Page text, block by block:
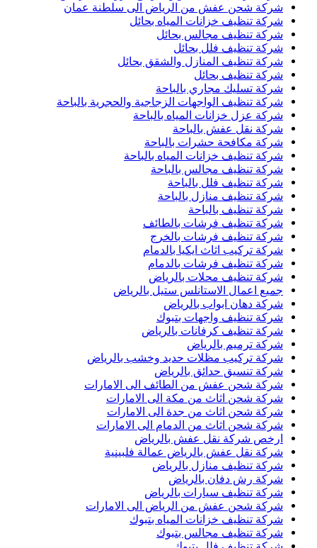
شركة شحن عفش من الرياض الى سلطنة عمان
شركة تنظيف خزانات المياه بحائل
شركة تنظيف مجالس بحائل
شركة تنظيف فلل بحائل
شركة تنظيف المنازل والشقق بحائل
شركة تنظيف بحائل
شركة تسليك مجاري بالباحة
شركة تنظيف الواجهات الزجاجية والحجرية بالباحة
شركة عزل خزانات المياه بالباحة
شركة نقل عفش بالباحة
شركة مكافحة حشرات بالباحة
شركة تنظيف خزانات المياه بالباحة
شركة تنظيف مجالس بالباحة
شركة تنظيف فلل بالباحة
شركة تنظيف منازل بالباحة
شركة تنظيف بالباحة
شركة تنظيف فرشات بالطائف
شركة تنظيف فرشات بالخرج
شركة تركيب اثاث ايكيا بالدمام
شركة تنظيف فرشات بالدمام
شركة تنظيف محلات بالرياض
جميع اعمال الاستانلس ستيل بالرياض
شركة دهان ابواب بالرياض
شركة تنظيف واجهات بتبوك
شركة تنظيف كرفانات بالرياض
شركة ترميم بالرياض
شركة تركيب مظلات حديد وخشب بالرياض
شركة تنسيق حدائق بالرياض
شركة شحن عفش من الطائف الى الامارات
شركة شحن اثاث من مكة الى الامارات
شركة شحن اثاث من جدة الى الامارات
شركة شحن اثاث من الدمام الى الامارات
ارخص شركة نقل عفش بالرياض
شركة نقل عفش بالرياض عمالة فلبينية
شركة تنظيف منازل بالرياض
شركة رش دفان بالرياض
شركة تنظيف سيارات بالرياض
شركة شحن عفش من الرياض الى الامارات
شركة تنظيف خزانات المياه بتبوك
شركة تنظيف مجالس بتبوك